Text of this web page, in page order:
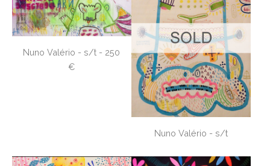
Nuno Valério - s/t - 250
€
Nuno Valério - s/t